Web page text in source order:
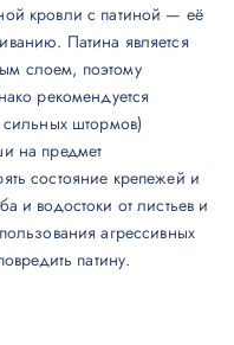
кровли с патиной — её
Патина является
слоем, поэтому
рекомендуется
штормов)
на предмет
состояние крепежей и
и водостоки от листьев и
агрессивных
патину.